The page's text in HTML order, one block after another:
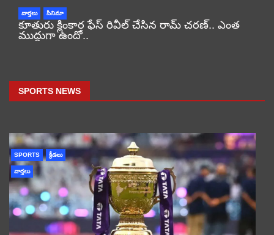
వార్తలు సినిమా
కూతురు క్లింకార ఫేస్ రివీల్ చేసిన రామ్ చరణ్.. ఎంత
ముద్దుగా ఉందో..
SPORTS NEWS
SPORTS క్రీడలు
వార్తలు